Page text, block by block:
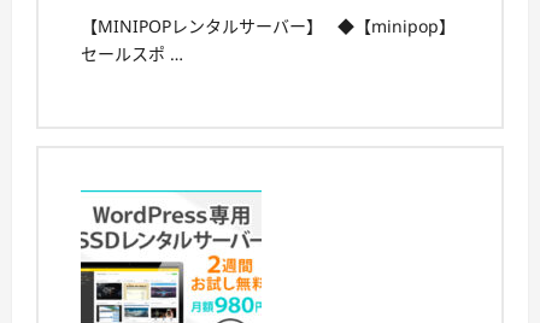
【MINIPOPレンタルサーバー】 ◆【minipop】
セールスポ …